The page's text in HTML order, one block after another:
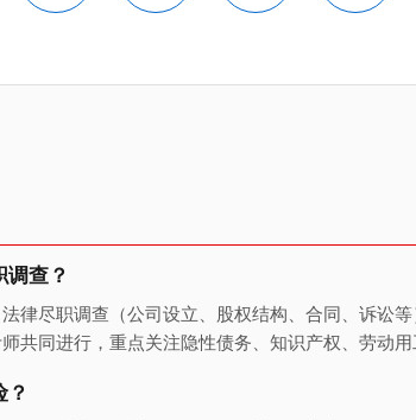
调查？
律尽职调查（公司设立、股权结构、合同、诉讼
共同进行，重点关注隐性债务、知识产权、劳动用
？